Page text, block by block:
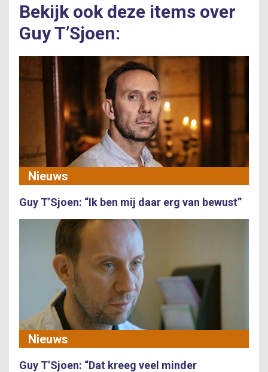
Bekijk ook deze items over
Guy T’Sjoen:
Nieuws
Guy T’Sjoen: “Ik ben mij daar erg van bewust”
Nieuws
Guy T’Sjoen: “Dat kreeg veel minder